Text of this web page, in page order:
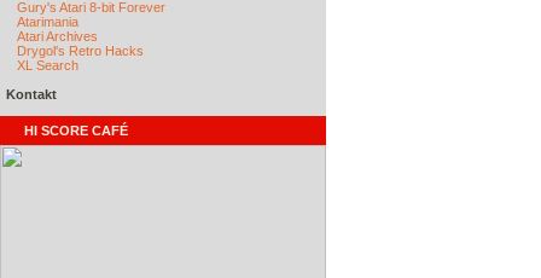
Gury's Atari 8-bit Forever
Atarimania
Atari Archives
Drygol's Retro Hacks
XL Search
Kontakt
HI SCORE CAFÉ